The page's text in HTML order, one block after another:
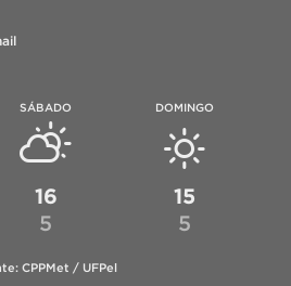
SÁBADO
16
5
DOMINGO
15
5
CPPMet / UFPel